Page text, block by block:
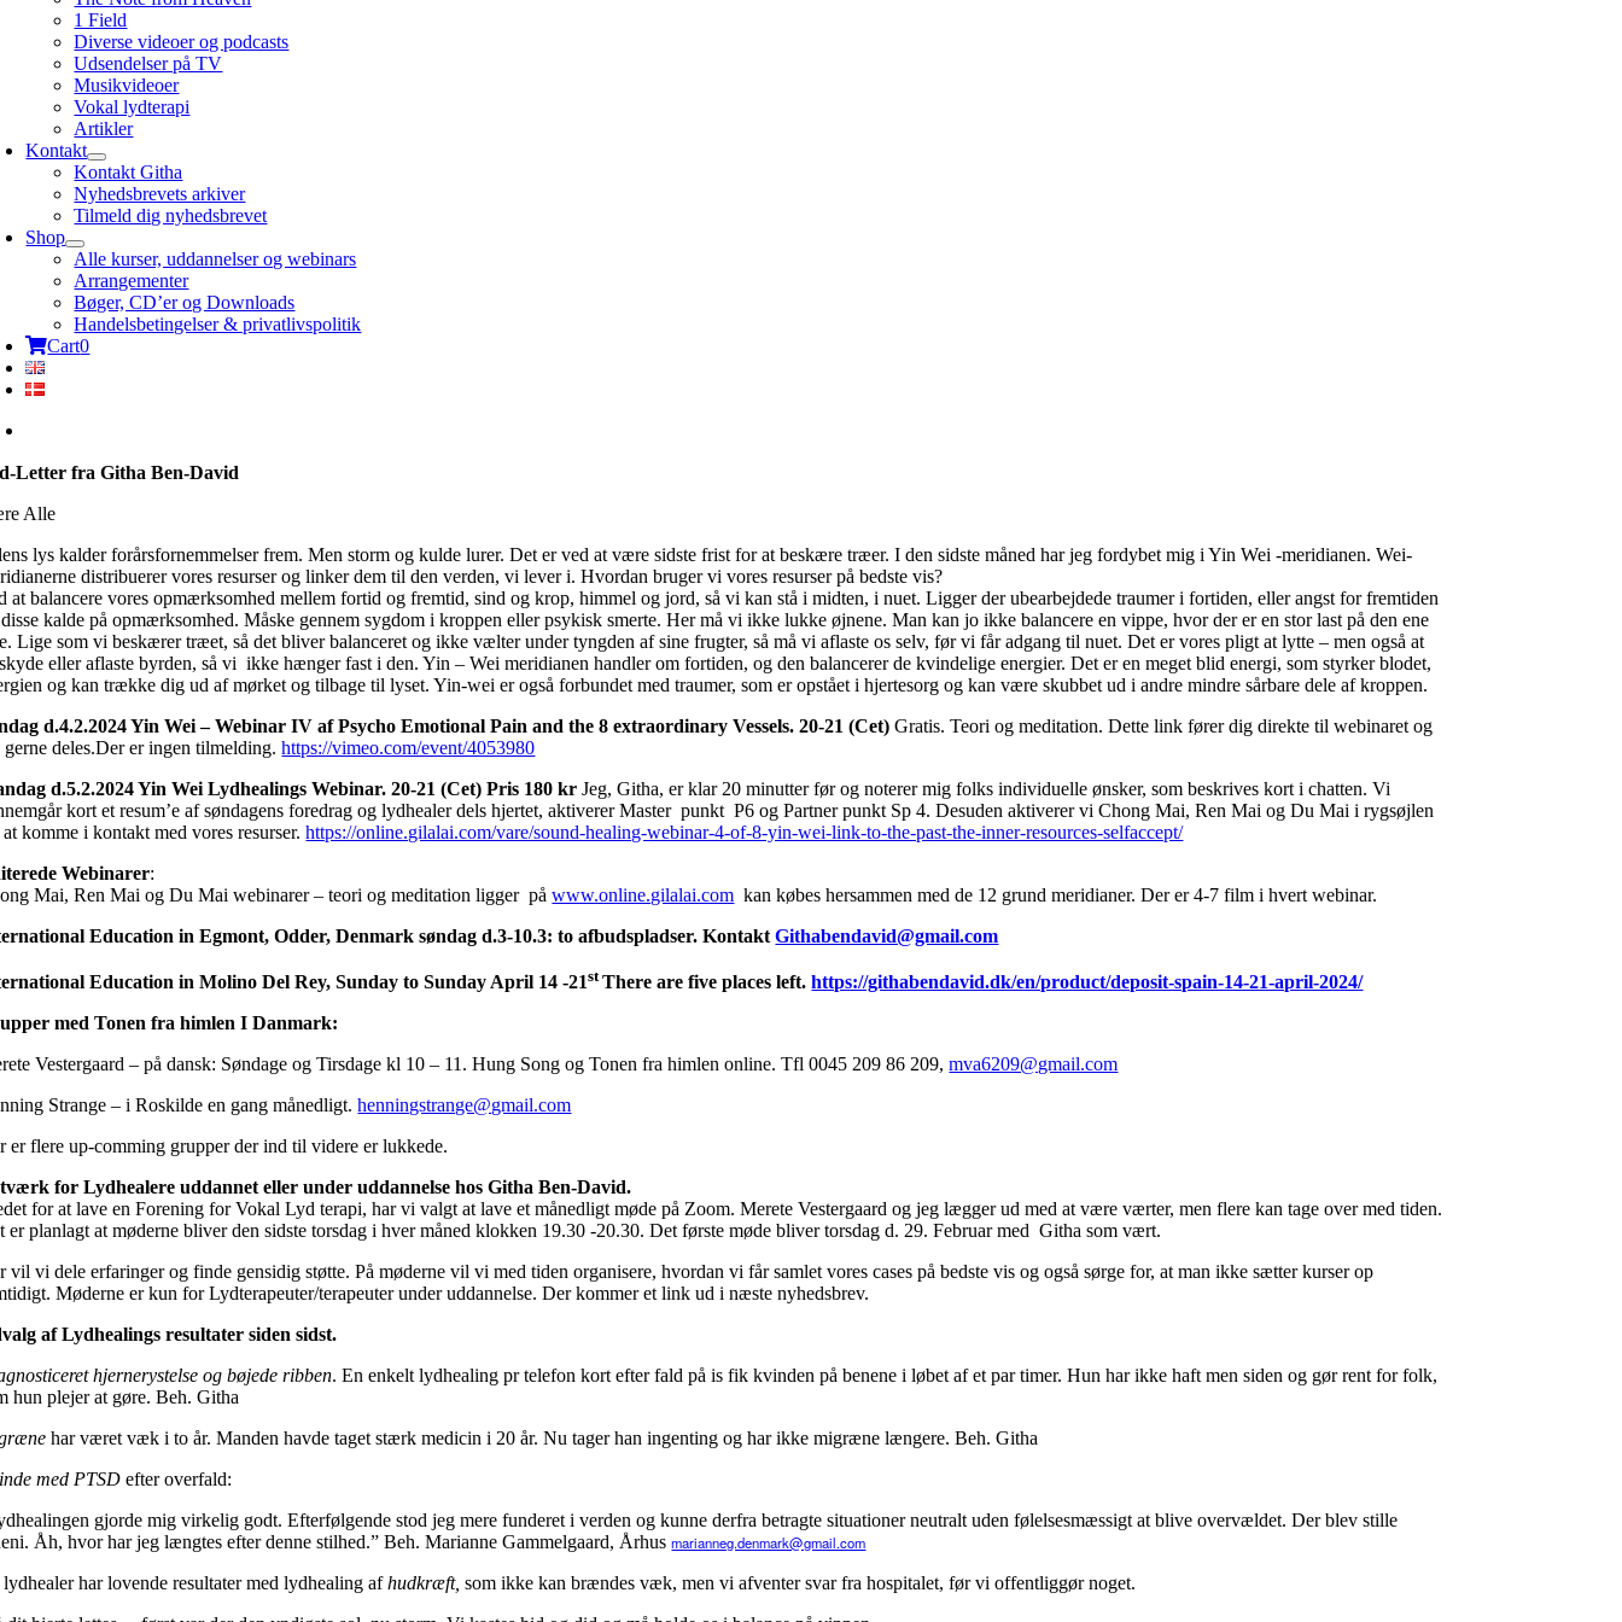
1 Field
Diverse videoer og podcasts
Udsendelser på TV
Musikvideoer
Vokal lydterapi
Artikler
Kontakt
Kontakt Githa
Nyhedsbrevets arkiver
Tilmeld dig nyhedsbrevet
Shop
Alle kurser, uddannelser og webinars
Arrangementer
Bøger, CD’er og Downloads
Handelsbetingelser & privatlivspolitik
Cart0
Letter fra Githa Ben-David
Alle
lys kalder forårsfornemmelser frem. Men storm og kulde lurer. Det er ved at være sidste frist for at beskære træer. I den sidste måned har jeg fordybet mig i Yin Wei -meridianen. Wei-
distribuerer vores resurser og linker dem til den verden, vi lever i. Hvordan bruger vi vores resurser på bedste vis?
at balancere vores opmærksomhed mellem fortid og fremtid, sind og krop, himmel og jord, så vi kan stå i midten, i nuet. Ligger der ubearbejdede traumer i fortiden, eller angst for fremtiden
kalde på opmærksomhed. Måske gennem sygdom i kroppen eller psykisk smerte. Her må vi ikke lukke øjnene. Man kan jo ikke balancere en vippe, hvor der er en stor last på den ene
Lige som vi beskærer træet, så det bliver balanceret og ikke vælter under tyngden af sine frugter, så må vi aflaste os selv, før vi får adgang til nuet. Det er vores pligt at lytte – men også at
eller aflaste byrden, så vi ikke hænger fast i den. Yin – Wei meridianen handler om fortiden, og den balancerer de kvindelige energier. Det er en meget blid energi, som styrker blodet,
og kan trække dig ud af mørket og tilbage til lyset. Yin-wei er også forbundet med traumer, som er opstået i hjertesorg og kan være skubbet ud i andre mindre sårbare dele af kroppen.
d.4.2.2024 Yin Wei – Webinar IV af Psycho Emotional Pain and the 8 extraordinary Vessels. 20-21 (Cet)Gratis. Teori og meditation. Dette link fører dig direkte til webinaret og
gerne deles.Der er ingen tilmelding.https://vimeo.com/event/4053980
d.5.2.2024 Yin Wei Lydhealings Webinar. 20-21 (Cet) Pris 180 krJeg, Githa, er klar 20 minutter før og noterer mig folks individuelle ønsker, som beskrives kort i chatten. Vi
kort et resum’e af søndagens foredrag og lydhealer dels hjertet, aktiverer Master punkt P6 og Partner punkt Sp 4. Desuden aktiverer vi Chong Mai, Ren Mai og Du Mai i rygsøjlen
komme i kontakt med vores resurser.https://online.gilalai.com/vare/sound-healing-webinar-4-of-8-yin-wei-link-to-the-past-the-inner-resources-selfaccept/
Webinarer:
Mai, Ren Mai og Du Mai webinarer – teori og meditation ligger påwww.online.gilalai.com kan købes hersammen med de 12 grund meridianer. Der er 4-7 film i hvert webinar.
Education in Egmont, Odder, Denmark søndag d.3-10.3: to afbudspladser. KontaktGithabendavid@gmail.com
Education in Molino Del Rey, Sunday to Sunday April 14 -21stThere are five places left.https://githabendavid.dk/en/product/deposit-spain-14-21-april-2024/
med Tonen fra himlen I Danmark:
Vestergaard – på dansk: Søndage og Tirsdage kl 10 – 11. Hung Song og Tonen fra himlen online. Tfl 0045 209 86 209,mva6209@gmail.com
Strange – i Roskilde en gang månedligt.henningstrange@gmail.com
er flere up-comming grupper der ind til videre er lukkede.
for Lydhealere uddannet eller under uddannelse hos Githa Ben-David.
for at lave en Forening for Vokal Lyd terapi, har vi valgt at lave et månedligt møde på Zoom. Merete Vestergaard og jeg lægger ud med at være værter, men flere kan tage over med tiden.
er planlagt at møderne bliver den sidste torsdag i hver måned klokken 19.30 -20.30. Det første møde bliver torsdag d. 29. Februar med Githa som vært.
vil vi dele erfaringer og finde gensidig støtte. På møderne vil vi med tiden organisere, hvordan vi får samlet vores cases på bedste vis og også sørge for, at man ikke sætter kurser op
Møderne er kun for Lydterapeuter/terapeuter under uddannelse. Der kommer et link ud i næste nyhedsbrev.
af Lydhealings resultater siden sidst.
hjernerystelse og bøjede ribben. En enkelt lydhealing pr telefon kort efter fald på is fik kvinden på benene i løbet af et par timer. Hun har ikke haft men siden og gør rent for folk,
hun plejer at gøre. Beh. Githa
har været væk i to år. Manden havde taget stærk medicin i 20 år. Nu tager han ingenting og har ikke migræne længere. Beh. Githa
med PTSD efter overfald:
gjorde mig virkelig godt. Efterfølgende stod jeg mere funderet i verden og kunne derfra betragte situationer neutralt uden følelsesmæssigt at blive overvældet. Der blev stille
Åh, hvor har jeg længtes efter denne stilhed.” Beh. Marianne Gammelgaard, Århusmarianneg.denmark@gmail.com
lydhealer har lovende resultater med lydhealing afhudkræft, som ikke kan brændes væk, men vi afventer svar fra hospitalet, før vi offentliggør noget.